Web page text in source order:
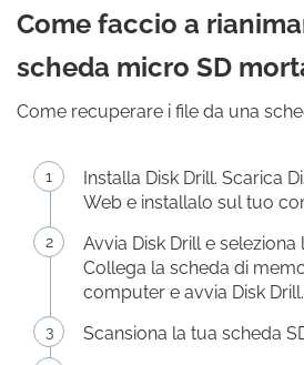
Come faccio a
scheda micro SD
Come recuperare i file da una
Installa Disk Drill. Scarica
Web e installalo sul tuo
Avvia Disk Drill e seleziona
Collega la scheda di
computer e avvia Disk Drill.
Scansiona la tua scheda